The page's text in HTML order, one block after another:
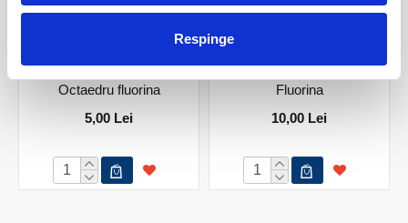
Respinge
Octaedru fluorina
5,00 Lei
Fluorina
10,00 Lei